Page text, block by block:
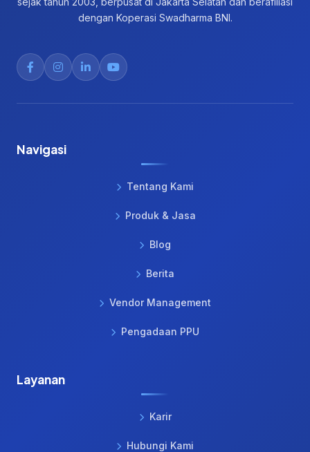
dengan Koperasi Swadharma BNI.
Navigasi
Tentang Kami
Produk & Jasa
Blog
Berita
Vendor Management
Pengadaan PPU
Layanan
Karir
Hubungi Kami